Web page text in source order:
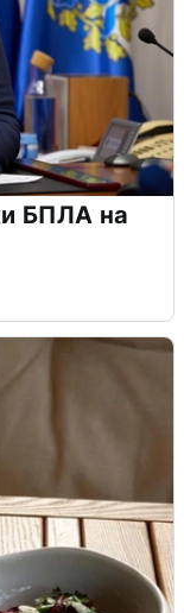
БПЛА на